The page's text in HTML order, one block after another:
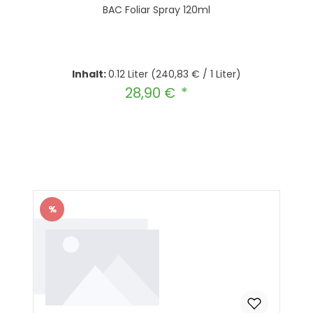
BAC Foliar Spray 120ml
Inhalt:0.12 Liter (240,83 € / 1 Liter)
Regulärer Preis:
28,90 €
Rabatt
%